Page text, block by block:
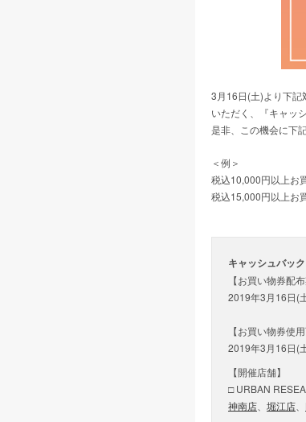
3月16日(土)より下記
いただく、『キャッ
是非、この機会に下
＜例＞
税込10,000円以上お
税込15,000円以上お
キャッシュバッ
【お買い物券配布
2019年3月16日(
【お買い物券使
2019年3月16日(
【開催店舗】
□ URBAN
神南店
堀江店